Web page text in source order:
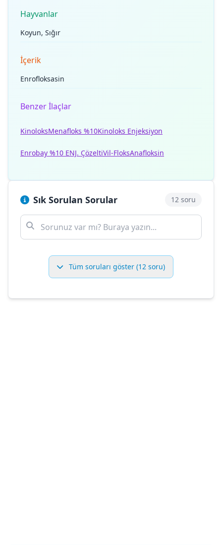
Hayvanlar
Koyun, Sığır
İçerik
Enrofloksasin
Benzer İlaçlar
KinoloksMenafloks %10Kinoloks Enjeksiyon
Enrobay %10 ENJ. ÇözeltiVil-FloksAnafloksin
Sık Sorulan Sorular 12 soru
Tüm soruları göster (12 soru)